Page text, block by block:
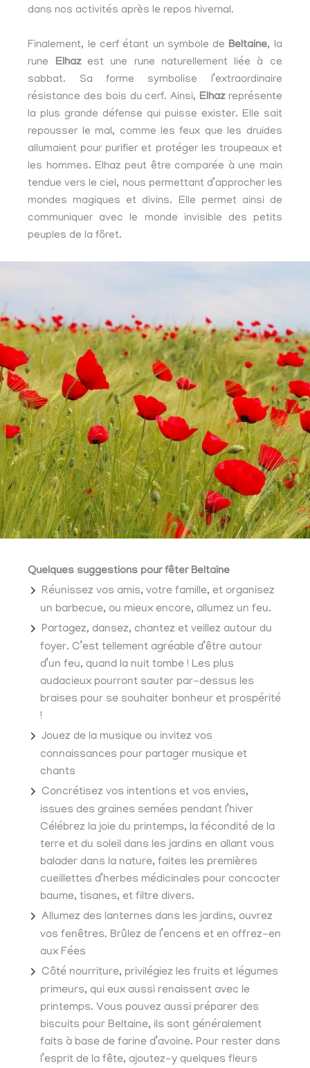
dans nos activités après le repos hivernal.
Finalement, le cerf étant un symbole de Beltaine, la
rune Elhazest une rune naturellement liée à ce
sabbat. Sa forme symbolise l’extraordinaire
résistance des bois du cerf. Ainsi, Elhazreprésente
la plus grande défense qui puisse exister. Elle sait
repousser le mal, comme les feux que les druides
allumaient pour purifier et protéger les troupeaux et
les hommes. Elhaz peut être comparée à une main
tendue vers le ciel, nous permettant d’approcher les
mondes magiques et divins. Elle permet ainsi de
communiquer avec le monde invisible des petits
peuples de la fôret.
Quelques suggestions pour fêter Beltaine
Réunissez vos amis, votre famille, et organisez
un barbecue, ou mieux encore, allumez un feu.
Partagez, dansez, chantez et veillez autour du
foyer. C’est tellement agréable d’être autour
d’un feu, quand la nuit tombe ! Les plus
audacieux pourront sauter par-dessus les
braises pour se souhaiter bonheur et prospérité
!
Jouez de la musique ou invitez vos
connaissances pour partager musique et
chants
Concrétisez vos intentions et vos envies,
issues des graines semées pendant l’hiver
Célébrez la joie du printemps, la fécondité de la
terre et du soleil dans les jardins en allant vous
balader dans la nature, faites les premières
cueillettes d’herbes médicinales pour concocter
baume, tisanes, et filtre divers.
Allumez des lanternes dans les jardins, ouvrez
vos fenêtres. Brûlez de l’encens et en offrez-en
aux Fées
Côté nourriture, privilégiez les fruits et légumes
primeurs, qui eux aussi renaissent avec le
printemps. Vous pouvez aussi préparer des
biscuits pour Beltaine, ils sont généralement
faits à base de farine d’avoine. Pour rester dans
l’esprit de la fête, ajoutez-y quelques fleurs